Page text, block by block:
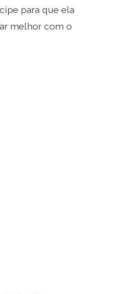
para que ela
melhor com o